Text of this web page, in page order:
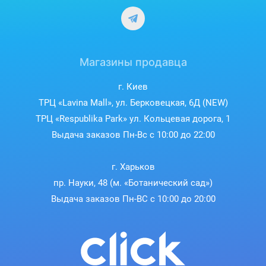
Магазины продавца
г. Киев
ТРЦ «Lavina Mall», ул. Берковецкая, 6Д (NEW)
ТРЦ «Respublika Park» ул. Кольцевая дорога, 1
Выдача заказов Пн-Вс с 10:00 до 22:00
г. Харьков
пр. Науки, 48 (м. «Ботанический сад»)
Выдача заказов Пн-ВС с 10:00 до 20:00